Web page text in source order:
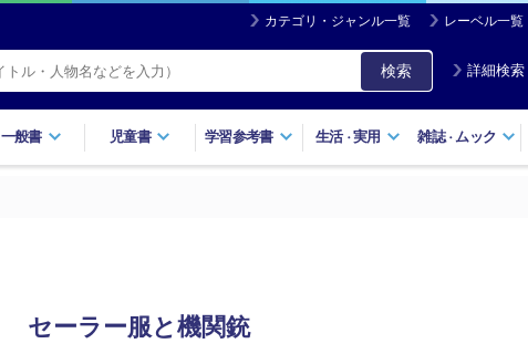
カテゴリ・ジャンル一覧 レーベル一覧
検索 詳細検索
一般書 児童書 学習参考書 生活・実用 雑誌・ ムック
セーラー服と機関銃